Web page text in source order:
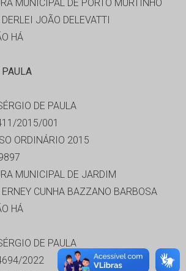
MUNICIPAL DE PORTO MURTINHO
DERLEI JOÃO DELEVATTI
HÁ
PAULA
DE PAULA
2015/001
ORDINÁRIO 2015
MUNICIPAL DE JARDIM
ERNEY CUNHA BAZZANO BARBOSA
HÁ
DE PAULA
2022